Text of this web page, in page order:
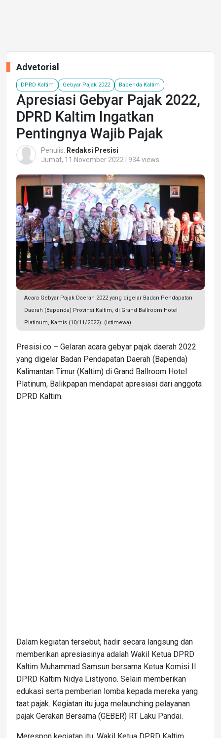
Advetorial
DPRD Kaltim Gebyar Pajak 2022 Bapenda Kaltim
Apresiasi Gebyar Pajak 2022,
DPRD Kaltim Ingatkan
Pentingnya Wajib Pajak
Penulis: Redaksi Presisi
Jumat, 11 November 2022 | 934 views
Acara Gebyar Pajak Daerah 2022 yang digelar Badan Pendapatan
Daerah (Bapenda) Provinsi Kaltim, di Grand Ballroom Hotel
Platinum, Kamis (10/11/2022). (istimewa)
Presisi.co – Gelaran acara gebyar pajak daerah 2022
yang digelar Badan Pendapatan Daerah (Bapenda)
Kalimantan Timur (Kaltim) di Grand Ballroom Hotel
Platinum, Balikpapan mendapat apresiasi dari anggota
DPRD Kaltim.
Dalam kegiatan tersebut, hadir secara langsung dan
memberikan apresiasinya adalah Wakil Ketua DPRD
Kaltim Muhammad Samsun bersama Ketua Komisi II
DPRD Kaltim Nidya Listiyono. Selain memberikan
edukasi serta pemberian lomba kepada mereka yang
taat pajak. Kegiatan itu juga melaunching pelayanan
pajak Gerakan Bersama (GEBER) RT Laku Pandai.